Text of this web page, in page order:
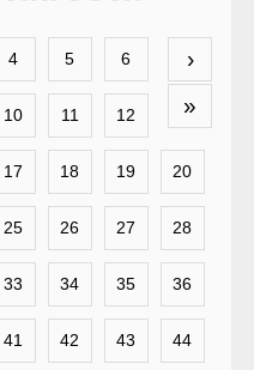
›
»
4 5 6
10 11 12
17 18 19 20
25 26 27 28
33 34 35 36
41 42 43 44